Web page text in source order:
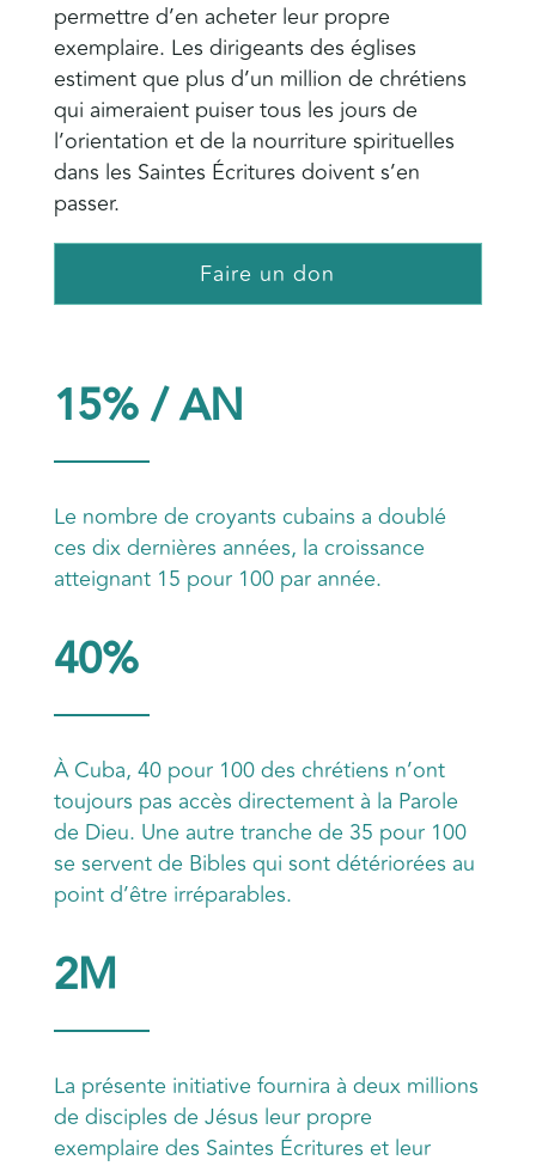
permettre d’en acheter leur propre
exemplaire. Les dirigeants des églises
estiment que plus d’un million de chrétiens
qui aimeraient puiser tous les jours de
l’orientation et de la nourriture spirituelles
dans les Saintes Écritures doivent s’en
passer.
Faire un don
15% / AN
Le nombre de croyants cubains a doublé
ces dix dernières années, la croissance
atteignant 15 pour 100 par année.
40%
À Cuba, 40 pour 100 des chrétiens n’ont
toujours pas accès directement à la Parole
de Dieu. Une autre tranche de 35 pour 100
se servent de Bibles qui sont détériorées au
point d’être irréparables.
2M
La présente initiative fournira à deux millions
de disciples de Jésus leur propre
exemplaire des Saintes Écritures et leur